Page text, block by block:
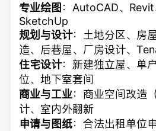
专业绘图：AutoCAD、Revit
SketchUp
规划与设计：土地分区、房
造、后巷屋、厂房设计、
住宅设计：新建独立屋、单
位、地下室套间
商业与工业：商业空间改造
计、室内外翻新
申请与图纸：合法出租单位